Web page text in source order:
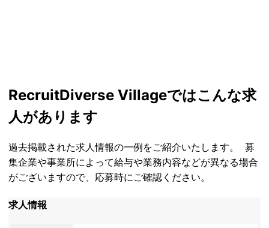
RecruitDiverse Villageではこんな求
人があります
過去掲載された求人情報の一例をご紹介いたします。 募
集企業や事業所によって給与や業務内容などが異なる場合
がございますので、応募時にご確認ください。
求人情報